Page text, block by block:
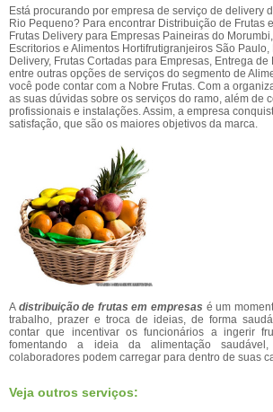
Está procurando por empresa de serviço de delivery
Rio Pequeno? Para encontrar Distribuição de Frutas
Frutas Delivery para Empresas Paineiras do
Escritorios e Alimentos Hortifrutigranjeiros São
Delivery, Frutas Cortadas para Empresas, Entrega de
entre outras opções de serviços do segmento de
você pode contar com a Nobre Frutas. Com a
as suas dúvidas sobre os serviços do ramo, além de
profissionais e instalações. Assim, a empresa
satisfação, que são os maiores objetivos da marca.
A distribuição de frutas em empresas é um
trabalho, prazer e troca de ideias, de forma
contar que incentivar os funcionários a ingerir
fomentando a ideia da alimentação
colaboradores podem carregar para dentro de suas
Veja outros serviços: